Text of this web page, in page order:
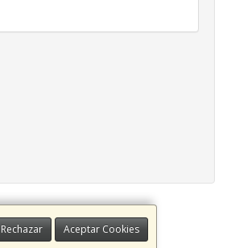
Rechazar Aceptar Cookies